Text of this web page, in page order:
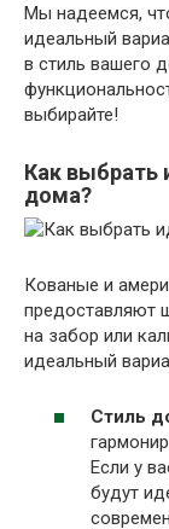
Мы надеемся,
идеальный
в стиль вашего
выбирайте!
Как выбрать
дома?
Кованые и
предоставляют
на забор или
идеальный
Стиль
Если у
будут